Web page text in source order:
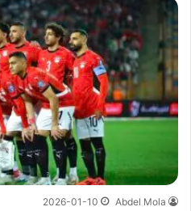
Abdel Mola
2026-01-10